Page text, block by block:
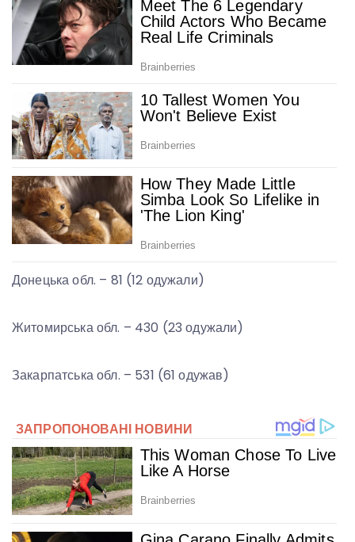
Донецька обл. – 81 (12 одужали)
Житомирська обл. – 430 (23 одужали)
Закарпатська обл. – 531 (61 одужав)